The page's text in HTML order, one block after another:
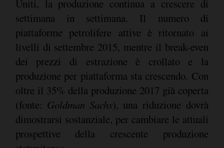
Uniti, la produzione continua a crescere di
settimana in settimana. Il numero di
piattaforme petrolifere attive è ritornato ai
livelli di settembre 2015, mentre il break-even
dei prezzi di estrazione è crollato e la
produzione per piattaforma sta crescendo. Con
oltre il 35% della produzione 2017 già coperta
(fonte: Goldman Sachs), una riduzione dovrà
dimostrarsi sostanziale, per cambiare le attuali
prospettive della crescente produzione